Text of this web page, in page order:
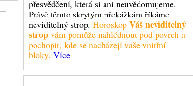
Od 26. července do 11. prosince 2026 bude Saturn ve znamení
Berana v retrográdním pohybu. Toto období může zpomalit
kde jsme jednali příliš rychle, bez dostatečného plánu nebo bez
přesvědčení, která si ani neuvědomujeme.
Právě těmto skrytým překážkám říkáme
neviditelný strop. Horoskop Váš neviditelný
strop vám pomůže nahlédnout pod povrch a
pochopit, kde se nacházejí vaše vnitřní
bloky. Více